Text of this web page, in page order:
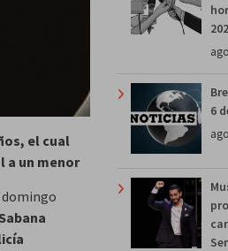
el cual
a un menor
Sabana
6